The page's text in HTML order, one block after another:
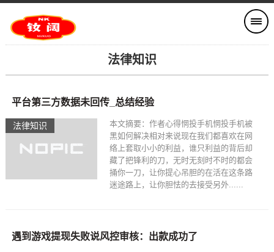
法律知识
法律知识
平台第三方数据未回传_总结经验
本文摘要：作者心得惘投手机惘投手机被
黑如何解决相对来说现在我们都喜欢在网
络上套取小小的利益，谁只利益的背后却
藏了把锋利的刀，无时无刻时不时的都会
捅你一刀，让你提心吊胆的在活在这条路
迷途路上，让你胆怯的去接受另外......
遇到游戏提现失败说风控审核：出款成功了